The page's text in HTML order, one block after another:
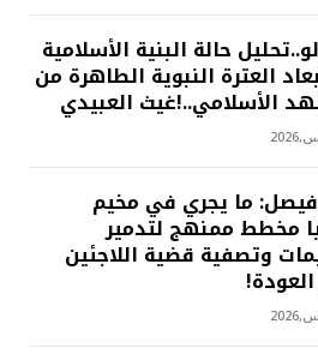
حالة البنية الأسلامية
العترة النبوية الطاهرة من
الأسلامي..!غيث العبيدي
ما يجري في مخيم
مخطط ممنهج لتدمير
وتصفية قضية اللاجئين